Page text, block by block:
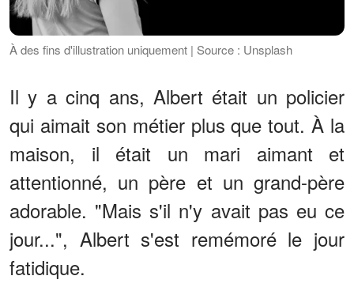
À des fins d'illustration uniquement | Source : Unsplash
Il y a cinq ans, Albert était un policier
qui aimait son métier plus que tout. À la
maison, il était un mari aimant et
attentionné, un père et un grand-père
adorable. "Mais s'il n'y avait pas eu ce
jour...", Albert s'est remémoré le jour
fatidique.